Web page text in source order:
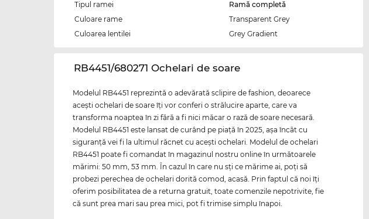
Tipul ramei
Ramă completă
Culoare rame
Transparent Grey
Culoarea lentilei
Grey Gradient
‌RB4451/680271 Ochelari de soare
Modelul RB4451 reprezintă o adevărată sclipire de fashion, deoarece
aceşti ochelari de soare îţi vor conferi o strălucire aparte, care va
transforma noaptea în zi fără a fi nici măcar o rază de soare necesară.
Modelul RB4451 este lansat de curând pe piaţă în 2025, aşa încât cu
siguranţă vei fi la ultimul răcnet cu aceşti ochelari. Modelul de ochelari
RB4451 poate fi comandat în magazinul nostru online în următoarele
mărimi: 50 mm, 53 mm. În cazul în care nu sţi ce mărime ai, poţi să
probezi perechea de ochelari dorită comod, acasă. Prin faptul că noi îţi
oferim posibilitatea de a returna gratuit, toate comenzile nepotrivite, fie
că sunt prea mari sau prea mici, pot fi trimise simplu înapoi.